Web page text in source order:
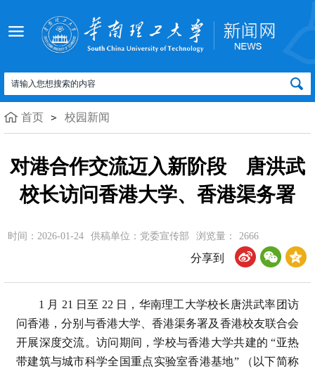
首页 校园新闻
对港合作交流迈入新阶段 唐洪武
校长访问香港大学、香港渠务署
时间：2026-01-24 供稿单位：党委宣传部 浏览量： 2666
分享到
1 月 21 日至 22 日，华南理工大学校长唐洪武率团访
问香港，分别与香港大学、香港渠务署及香港校友联合会
开展深度交流。访问期间，学校与香港大学共建的 “亚热
带建筑与城市科学全国重点实验室香港基地” （以下简称